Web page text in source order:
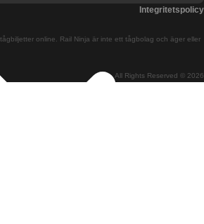
från Budapest till Bratislava All Rights Reserved © 2026
online. Rail Ninja är inte ett tågbolag och äger eller
Integritetspolicy